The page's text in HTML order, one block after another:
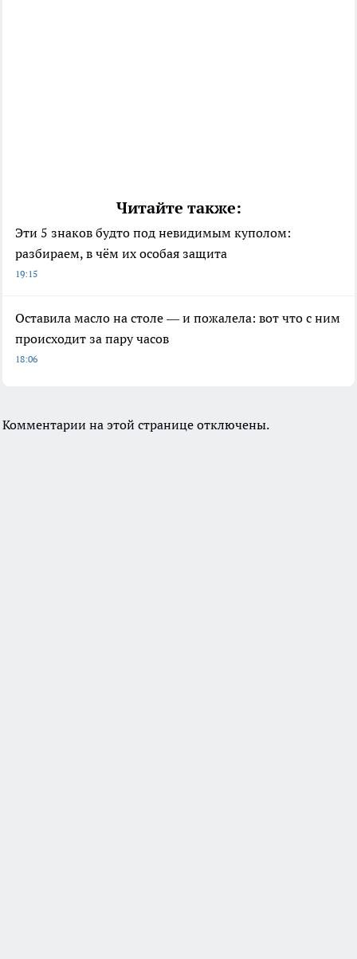
Читайте также:
Эти 5 знаков будто под невидимым куполом:
разбираем, в чём их особая защита
19:15
Оставила масло на столе — и пожалела: вот что с ним
происходит за пару часов
18:06
Комментарии на этой странице отключены.